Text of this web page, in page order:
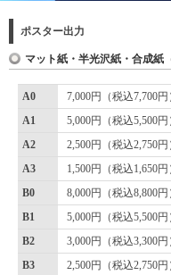
ポスター出力
マット紙・半光沢紙・合成紙
A0
7,000円（税込7,700円
A1
5,000円（税込5,500円
A2
2,500円（税込2,750円
A3
1,500円（税込1,650円
B0
8,000円（税込8,800円
B1
5,000円（税込5,500円
B2
3,000円（税込3,300円
B3
2,500円（税込2,750円